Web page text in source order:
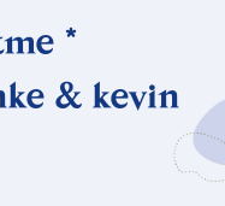
*
& kevin